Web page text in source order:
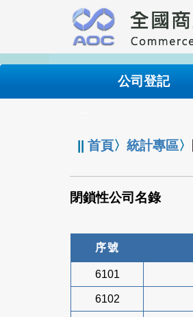
要
內
公司登記
||首頁〉統計專區〉
閉鎖性公司名錄
序號
6101
6102